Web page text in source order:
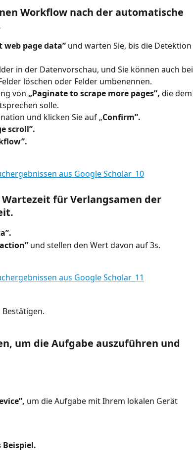
Workflow nach der automatische
web page data” und warten Sie, bis die Detektion
in der Datenvorschau, und Sie können auch bei
löschen oder Felder umbenennen.
von „Paginate to scrape more pages”, die dem
solle.
und klicken Sie auf „Confirm”.
scroll”.
Wartezeit für Verlangsamen der
und stellen den Wert davon auf 3s.
Bestätigen.
um die Aufgabe auszuführen und
um die Aufgabe mit Ihrem lokalen Gerät
Beispiel.